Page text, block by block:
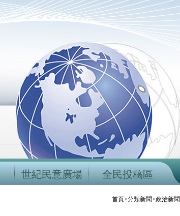
世紀民意廣場 全民投稿區
首頁>分類新聞>政治新聞